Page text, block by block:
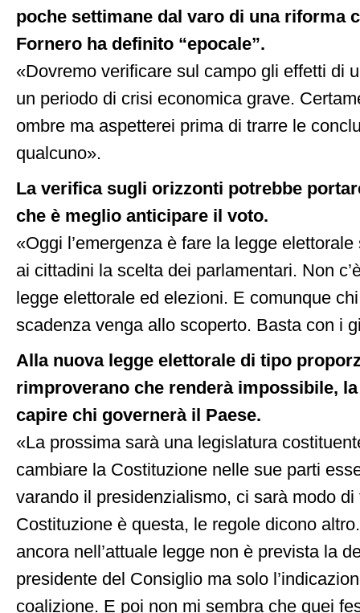
poche settimane dal varo di una riforma
Fornero ha definito “epocale”.
«Dovremo verificare sul campo gli effetti di
un periodo di crisi economica grave.
ombre ma aspetterei prima di trarre le
qualcuno».
La verifica sugli orizzonti potrebbe
che è meglio anticipare il voto.
«Oggi l’emergenza è fare la legge
ai cittadini la scelta dei parlamentari. Non
legge elettorale ed elezioni. E comunque
scadenza venga allo scoperto. Basta con i
Alla nuova legge elettorale di tipo
rimproverano che renderà impossibile,
capire chi governerà il Paese.
«La prossima sarà una legislatura
cambiare la Costituzione nelle sue parti
varando il presidenzialismo, ci sarà modo
Costituzione è questa, le regole dicono
ancora nell’attuale legge non è prevista la
presidente del Consiglio ma solo
coalizione. E poi non mi sembra che quei